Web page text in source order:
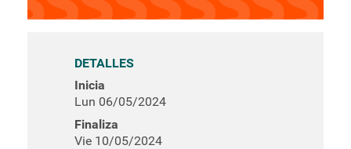
DETALLES
Inicia
Lun 06/05/2024
Finaliza
Vie 10/05/2024